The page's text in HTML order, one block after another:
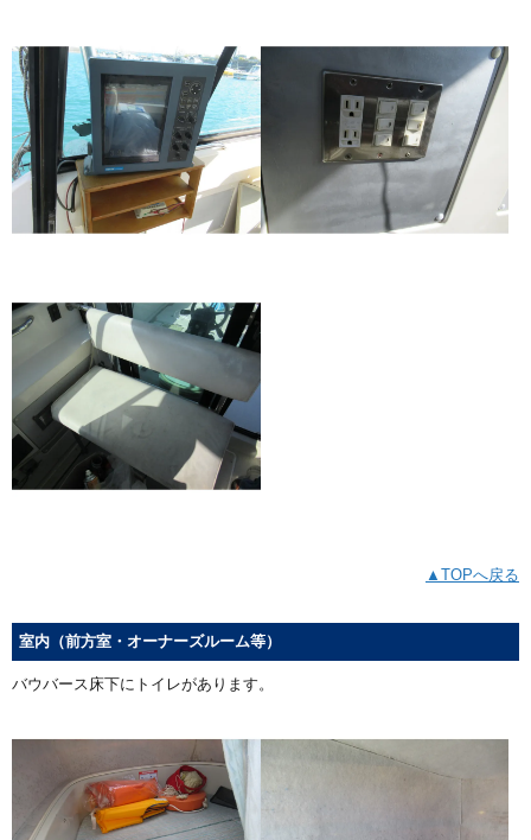
▲TOPへ戻る
室内（前方室・オーナーズルーム等）
バウバース床下にトイレがあります。